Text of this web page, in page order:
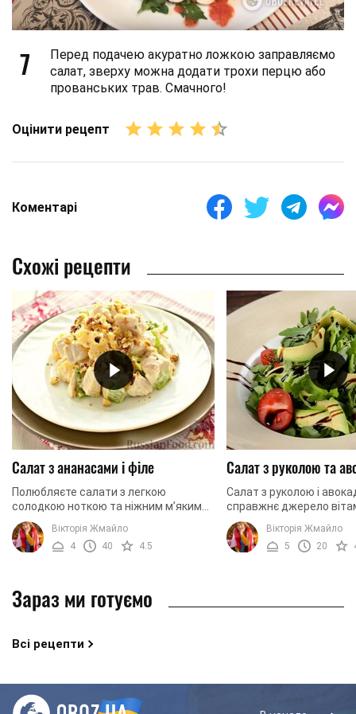
7
Перед подачею акуратно ложкою заправляємо
салат, зверху можна додати трохи перцю або
прованських трав. Смачного!
Оцінити рецепт
Коментарі
Схожі рецепти
Салат з ананасами і філе
Полюбляєте салати з легкою
солодкою ноткою та ніжним м’яким
смаком курячого м’яса? Тоді цей
рецепт точно вам сподобається.
Адже сьогодні ми хочемо ...
Вікторія Жмайло
4
40 4.5
Салат з руколою та
Салат з руколою і
справжнє джерело
мінералів. Ці
налагодити обмін
прискорити
Вікторія Жмайло
5
20
Зараз ми готуємо
Всі рецепти